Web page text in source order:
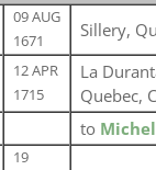
09 AUG
1671
Sillery,
12 APR
1715
La
Quebec,
to
19